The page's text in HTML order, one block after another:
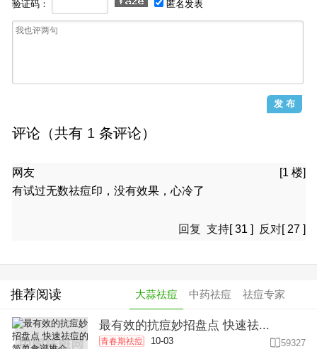
验证码： 匿名发表
评论（共有 1 条评论）
网友
[1 楼]
有试过无数祛痘印，没有效果，心冷了
回复 支持[31 ] 反对[27 ]
推荐阅读 大蒜祛痘 中药祛痘 祛痘专家
最有效的抗痘妙招盘点 快速祛...
青春期祛痘 10-03 59327